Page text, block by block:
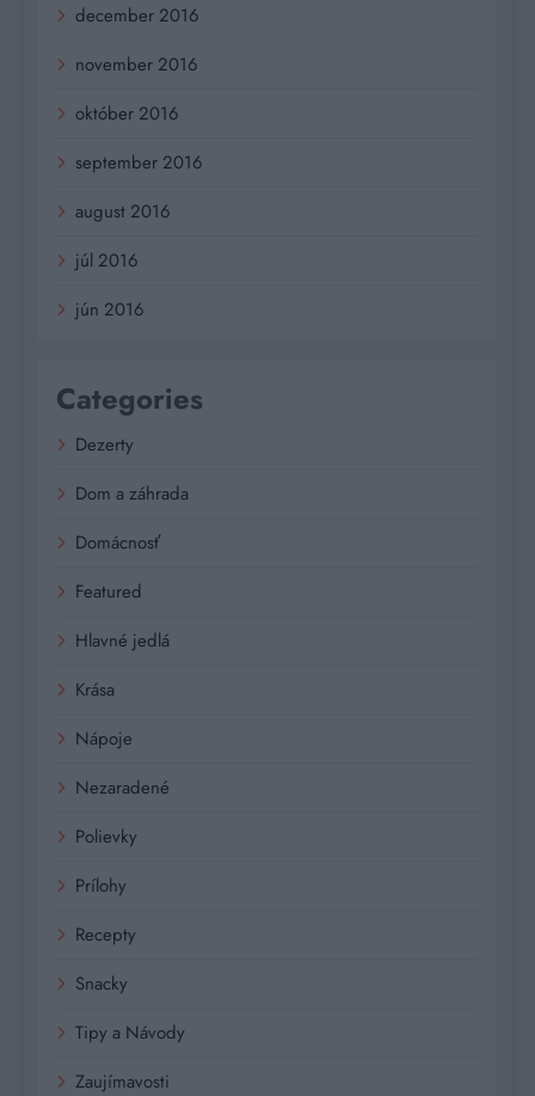
december 2016
november 2016
október 2016
september 2016
august 2016
júl 2016
jún 2016
Categories
Dezerty
Dom a záhrada
Domácnosť
Featured
Hlavné jedlá
Krása
Nápoje
Nezaradené
Polievky
Prílohy
Recepty
Snacky
Tipy a Návody
Zaujímavosti